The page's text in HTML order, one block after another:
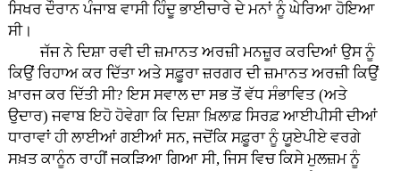
ਸਿਖਰ ਦੌਰਾਨ ਪੰਜਾਬ ਵਾਸੀ ਹਿੰਦੂ ਭਾਈਚਾਰੇ ਦੇ ਮਨਾਂ ਨੂੰ ਘੇਰਿਆ ਹੋਇਆ
ਸੀ।
ਜੱਜ ਨੇ ਦਿਸ਼ਾ ਰਵੀ ਦੀ ਜ਼ਮਾਨਤ ਅਰਜ਼ੀ ਮਨਜ਼ੂਰ ਕਰਦਿਆਂ ਉਸ ਨੂੰ
ਕਿਉਂ ਰਿਹਾਅ ਕਰ ਦਿੱਤਾ ਅਤੇ ਸਫ਼ੂਰਾ ਜ਼ਰਗਰ ਦੀ ਜ਼ਮਾਨਤ ਅਰਜ਼ੀ ਕਿਉਂ
ਖ਼ਾਰਜ ਕਰ ਦਿੱਤੀ ਸੀ? ਇਸ ਸਵਾਲ ਦਾ ਸਭ ਤੋਂ ਵੱਧ ਸੰਭਾਵਿਤ (ਅਤੇ
ਉਦਾਰ) ਜਵਾਬ ਇਹੋ ਹੋਵੇਗਾ ਕਿ ਦਿਸ਼ਾ ਖ਼ਿਲਾਫ਼ ਸਿਰਫ਼ ਆਈਪੀਸੀ ਦੀਆਂ
ਧਾਰਾਵਾਂ ਹੀ ਲਾਈਆਂ ਗਈਆਂ ਸਨ, ਜਦੋਂਕਿ ਸਫ਼ੂਰਾ ਨੂੰ ਯੂਏਪੀਏ ਵਰਗੇ
ਸਖ਼ਤ ਕਾਨੂੰਨ ਰਾਹੀਂ ਜਕੜਿਆ ਗਿਆ ਸੀ, ਜਿਸ ਵਿਚ ਕਿਸੇ ਮੁਲਜ਼ਮ ਨੂੰ